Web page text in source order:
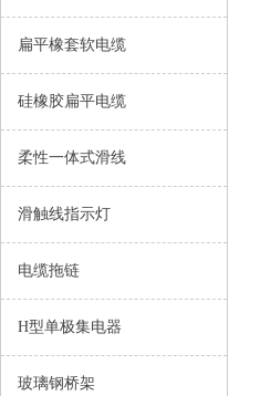
扁平橡套软电缆
硅橡胶扁平电缆
柔性一体式滑线
滑触线指示灯
电缆拖链
H型单极集电器
玻璃钢桥架